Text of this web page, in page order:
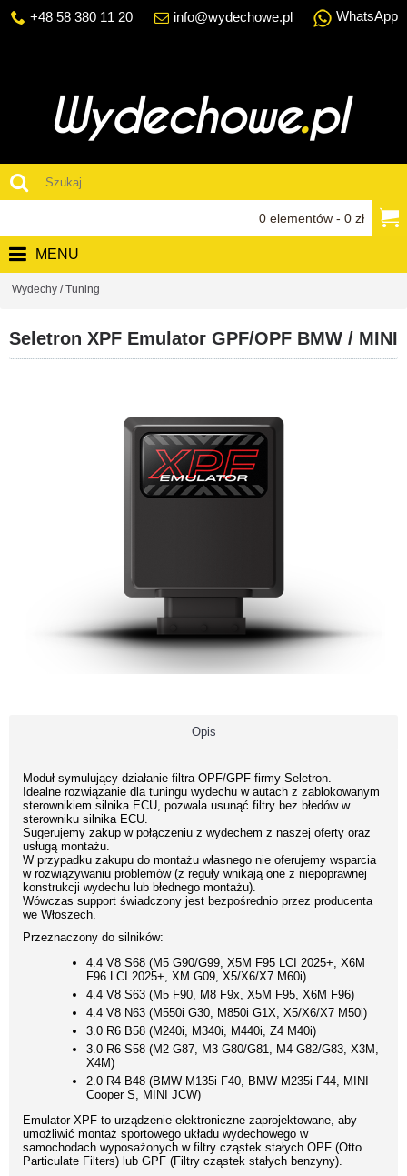
+48 58 380 11 20 info@wydechowe.pl WhatsApp
0 elementów - 0 zł
MENU
Wydechy / Tuning
Seletron XPF Emulator GPF/OPF BMW / MINI
Opis
Moduł symulujący działanie filtra OPF/GPF firmy Seletron.
Idealne rozwiązanie dla tuningu wydechu w autach z zablokowanym
sterownikiem silnika ECU, pozwala usunąć filtry bez błedów w
sterowniku silnika ECU.
Sugerujemy zakup w połączeniu z wydechem z naszej oferty oraz
usługą montażu.
W przypadku zakupu do montażu własnego nie oferujemy wsparcia
w rozwiązywaniu problemów (z reguły wnikają one z niepoprawnej
konstrukcji wydechu lub błednego montażu).
Wówczas support świadczony jest bezpośrednio przez producenta
we Włoszech.
Przeznaczony do silników:
4.4 V8 S68 (M5 G90/G99, X5M F95 LCI 2025+, X6M
F96 LCI 2025+, XM G09, X5/X6/X7 M60i)
4.4 V8 S63 (M5 F90, M8 F9x, X5M F95, X6M F96)
4.4 V8 N63 (M550i G30, M850i G1X, X5/X6/X7 M50i)
3.0 R6 B58 (M240i, M340i, M440i, Z4 M40i)
3.0 R6 S58 (M2 G87, M3 G80/G81, M4 G82/G83, X3M,
X4M)
2.0 R4 B48 (BMW M135i F40, BMW M235i F44, MINI
Cooper S, MINI JCW)
Emulator XPF to urządzenie elektroniczne zaprojektowane, aby
umożliwić montaż sportowego układu wydechowego w
samochodach wyposażonych w filtry cząstek stałych OPF (Otto
Particulate Filters) lub GPF (Filtry cząstek stałych benzyny).